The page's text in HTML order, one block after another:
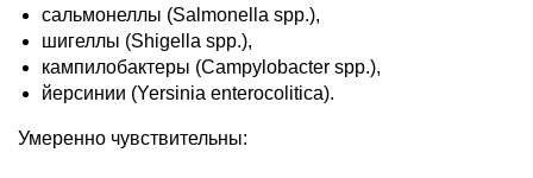
сальмонеллы (Salmonella spp.),
шигеллы (Shigella spp.),
кампилобактеры (Campylobacter spp.),
йерсинии (Yersinia enterocolitica).
Умеренно чувствительны: